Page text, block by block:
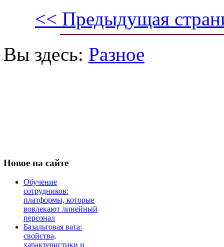
<< Предыдущая
Вы здесь: Разное
Новое на сайте
Обучение
сотрудников:
платформы, которые
вовлекают линейный
персонал
Базальтовая вата:
свойства,
характеристики и